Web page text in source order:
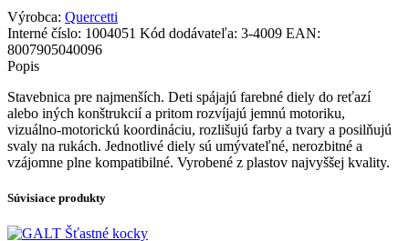
Výrobca: Quercetti
Interné číslo: 1004051 Kód dodávateľa: 3-4009 EAN:
8007905040096
Popis
Stavebnica pre najmenších. Deti spájajú farebné diely do reťazí
alebo iných konštrukcií a pritom rozvíjajú jemnú motoriku,
vizuálno-motorickú koordináciu, rozlišujú farby a tvary a posilňujú
svaly na rukách. Jednotlivé diely sú umývateľné, nerozbitné a
vzájomne plne kompatibilné. Vyrobené z plastov najvyššej kvality.
Súvisiace produkty